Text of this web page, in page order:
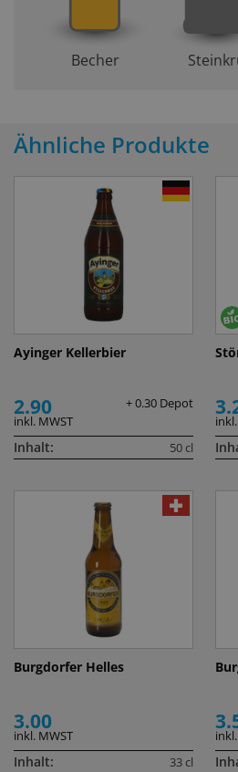
Becher
Ähnliche Produkte
Ayinger Kellerbier
2.90
+ 0.30 Depot
inkl. MWST
Inhalt: 50 cl
Burgdorfer Helles
3.00
inkl. MWST
Inhalt: 33 cl